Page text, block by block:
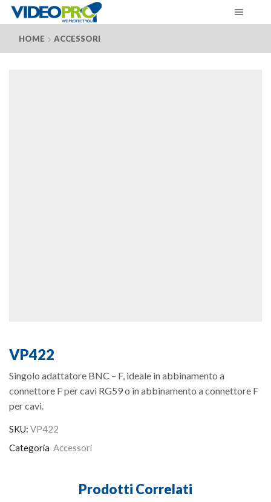
HOME ACCESSORI
VP422
Singolo adattatore BNC – F, ideale in abbinamento a
connettore F per cavi RG59 o in abbinamento a connettore F
per cavi.
SKU: VP422
Categoria Accessori
Prodotti Correlati